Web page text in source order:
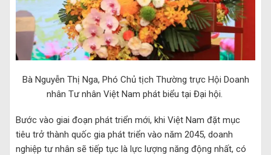
Bà Nguyễn Thị Nga, Phó Chủ tịch Thường trực Hội Doanh
nhân Tư nhân Việt Nam phát biểu tại Đại hội.
Bước vào giai đoạn phát triển mới, khi Việt Nam đặt mục
tiêu trở thành quốc gia phát triển vào năm 2045, doanh
nghiệp tư nhân sẽ tiếp tục là lực lượng năng động nhất, có